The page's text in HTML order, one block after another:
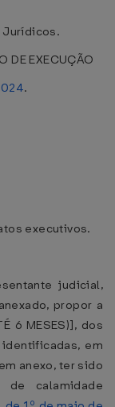
Jurídicos.
DE EXECUÇÃO
.
executivos.
judicial,
propor a
6 MESES)], dos
em
anexo, ter sido
de calamidade